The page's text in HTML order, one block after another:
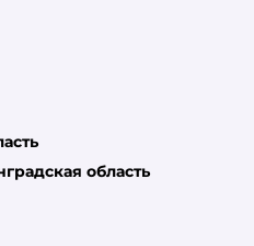
область